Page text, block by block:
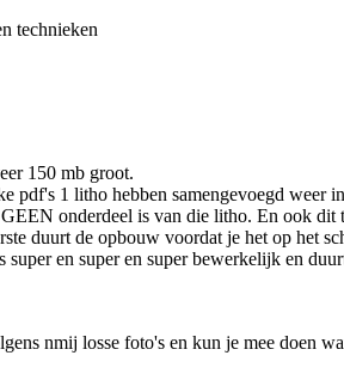
technieken
150 mb groot.
1 litho hebben samengevoegd weer
onderdeel is van die litho. En ook
duurt de opbouw voordat je het op het
en super en super bewerkelijk en
nmij losse foto's en kun je mee doen